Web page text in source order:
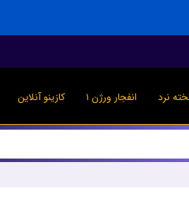
نرد انفجار ورژن ۱ کازینو آنلاین